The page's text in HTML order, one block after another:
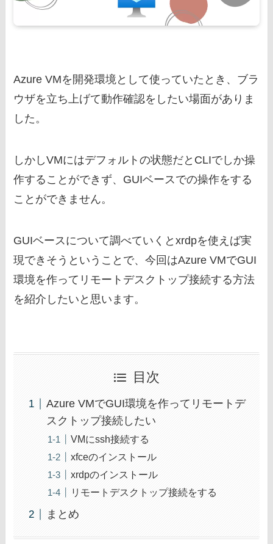
Azure VMを開発環境として使っていたとき、ブラ
ウザを立ち上げて動作確認をしたい場面がありま
した。
しかしVMにはデフォルトの状態だとCLIでしか操
作することができず、GUIベースでの操作をする
ことができません。
GUIベースについて調べていくとxrdpを使えば実
現できそうということで、今回はAzure VMでGUI
環境を作ってリモートデスクトップ接続する方法
を紹介したいと思います。
目次
Azure VMでGUI環境を作ってリモートデ
スクトップ接続したい
VMにssh接続する
xfceのインストール
xrdpのインストール
リモートデスクトップ接続をする
まとめ